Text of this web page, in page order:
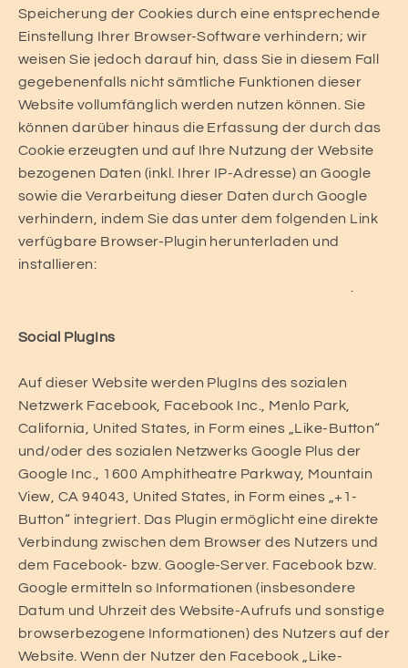
Speicherung der Cookies durch eine entsprechende
Einstellung Ihrer Browser-Software verhindern; wir
weisen Sie jedoch darauf hin, dass Sie in diesem Fall
gegebenenfalls nicht sämtliche Funktionen dieser
Website vollumfänglich werden nutzen können. Sie
können darüber hinaus die Erfassung der durch das
Cookie erzeugten und auf Ihre Nutzung der Website
bezogenen Daten (inkl. Ihrer IP-Adresse) an Google
sowie die Verarbeitung dieser Daten durch Google
verhindern, indem Sie das unter dem folgenden Link
verfügbare Browser-Plugin herunterladen und
installieren:
Social PlugIns
Auf dieser Website werden PlugIns des sozialen
Netzwerk Facebook, Facebook Inc., Menlo Park,
California, United States, in Form eines „Like-Button“
und/oder des sozialen Netzwerks Google Plus der
Google Inc., 1600 Amphitheatre Parkway, Mountain
View, CA 94043, United States, in Form eines „+1-
Button“ integriert. Das Plugin ermöglicht eine direkte
Verbindung zwischen dem Browser des Nutzers und
dem Facebook- bzw. Google-Server. Facebook bzw.
Google ermitteln so Informationen (insbesondere
Datum und Uhrzeit des Website-Aufrufs und sonstige
browserbezogene Informationen) des Nutzers auf der
Website. Wenn der Nutzer den Facebook „Like-